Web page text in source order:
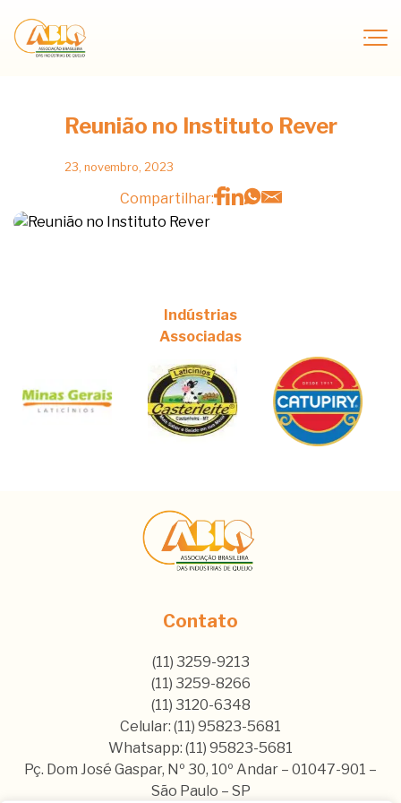
Reunião no Instituto Rever
23, novembro, 2023
Compartilhar:
Indústrias
Associadas
Contato
(11) 3259-9213
(11) 3259-8266
(11) 3120-6348
Celular: (11) 95823-5681
Whatsapp: (11) 95823-5681
Pç. Dom José Gaspar, Nº 30, 10º Andar – 01047-901 –
São Paulo – SP